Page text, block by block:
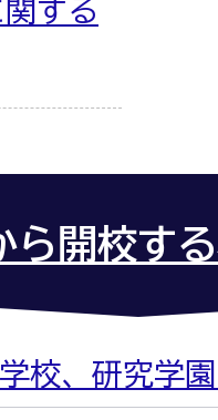
する
ら開校す
校、研究学